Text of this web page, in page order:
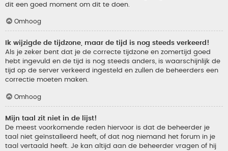
dit een goed moment om dit te doen.
Omhoog
Ik wijzigde de tijdzone, maar de tijd is nog steeds verkeerd!
Als je zeker bent dat je de correcte tijdzone en zomertijd goed
hebt ingevuld en de tijd is nog steeds anders, is waarschijnlijk de
tijd op de server verkeerd ingesteld en zullen de beheerders een
correctie moeten maken.
Omhoog
Mijn taal zit niet in de lijst!
De meest voorkomende reden hiervoor is dat de beheerder je
taal niet geïnstalleerd heeft, of dat nog niemand het forum in je
taal vertaald heeft. Je kan altijd aan de beheerder vragen of hij